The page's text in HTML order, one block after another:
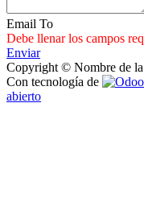
Email To
Debe llenar los campos
Enviar
Copyright © Nombre de la
Con tecnología de
abierto